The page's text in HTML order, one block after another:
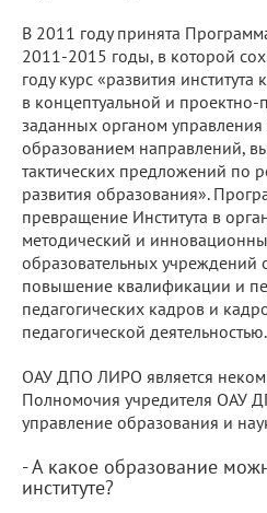
В 2011 году принята
2011-2015 годы, в которой
году курс «развития
в концептуальной и
заданных органом
образованием направлений,
тактических предложений по
развития образования».
превращение Института в
методический и
образовательных учреждений
повышение квалификации и
педагогических кадров и
педагогической деятельностью.
ОАУ ДПО ЛИРО является
Полномочия учредителя ОАУ
управление образования и
- А какое образование
институте?